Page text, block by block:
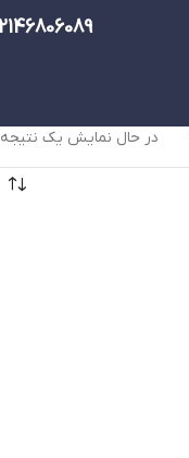
در حال نمایش یک نتیجه